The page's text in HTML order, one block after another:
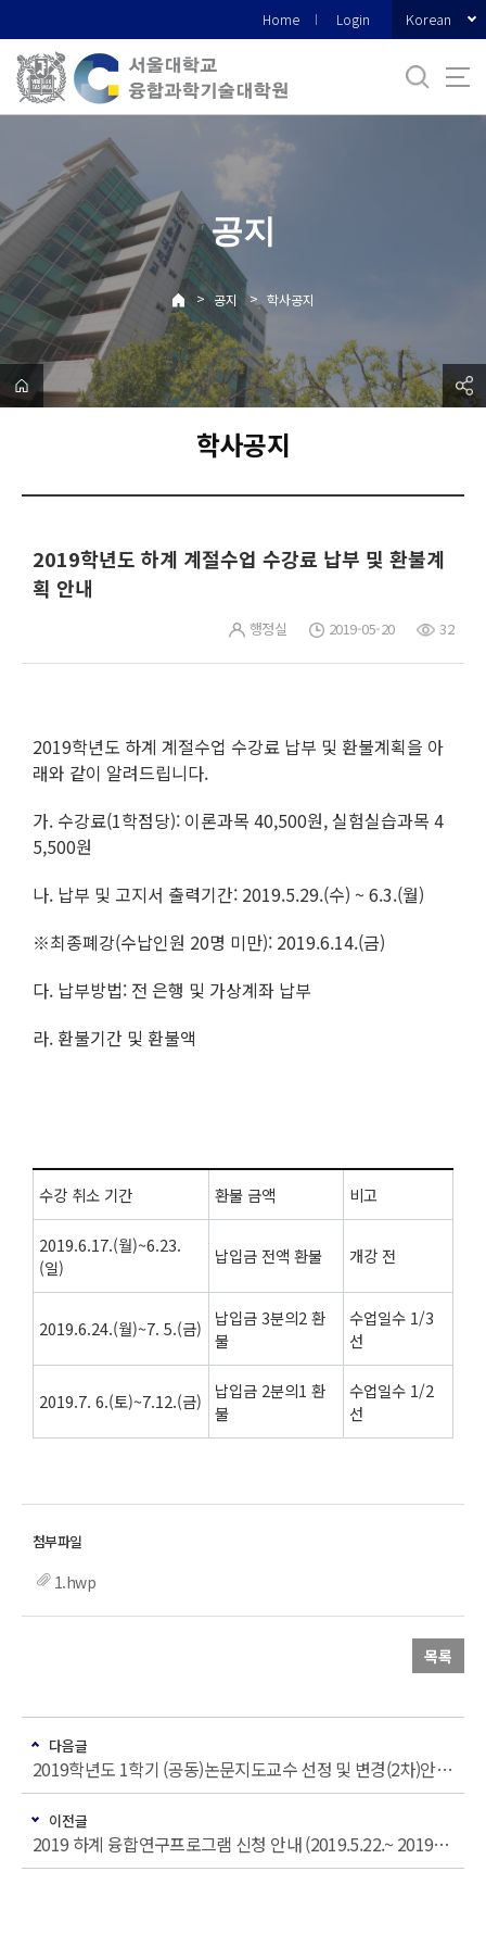
로
메
Home Login Korean
공지
> 공지 > 학사공지
학사공지
2019학년도 하계 계절수업 수강료 납부 및 환불계
획 안내
행정실 2019-05-20 32
2019학년도 하계 계절수업 수강료 납부 및 환불계획을 아
래와 같이 알려드립니다.
가. 수강료(1학점당): 이론과목 40,500원, 실험실습과목 4
5,500원
나. 납부 및 고지서 출력기간: 2019.5.29.(수) ~ 6.3.(월)
※최종폐강(수납인원 20명 미만): 2019.6.14.(금)
다. 납부방법: 전 은행 및 가상계좌 납부
라. 환불기간 및 환불액
수강 취소 기간 환불 금액 비고
2019.6.17.(월)~6.23.
(일)
납입금 전액 환불 개강 전
2019.6.24.(월)~7. 5.(금)
납입금 3분의2 환
불
수업일수 1/3
선
2019.7. 6.(토)~7.12.(금)
납입금 2분의1 환
불
수업일수 1/2
선
1.hwp
목록
다음글
2019학년도 1학기 (공동)논문지도교수 선정 및 변경(2차)안내(6/3 ~ 6/7)
이전글
2019 하계 융합연구프로그램 신청 안내 (2019.5.22.~ 2019.6.5. 16시)